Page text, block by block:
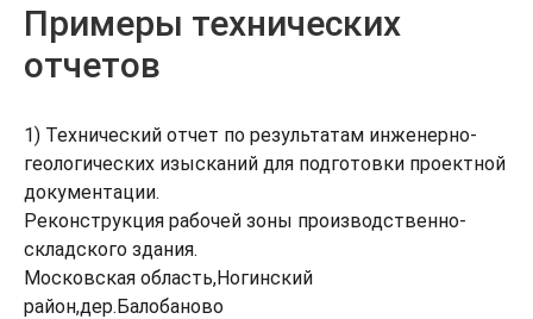
Примеры технических
отчетов
1) Технический отчет по результатам инженерно-
геологических изысканий для подготовки проектной
документации.
Реконструкция рабочей зоны производственно-
складского здания.
Московская область,Ногинский
район,дер.Балобаново